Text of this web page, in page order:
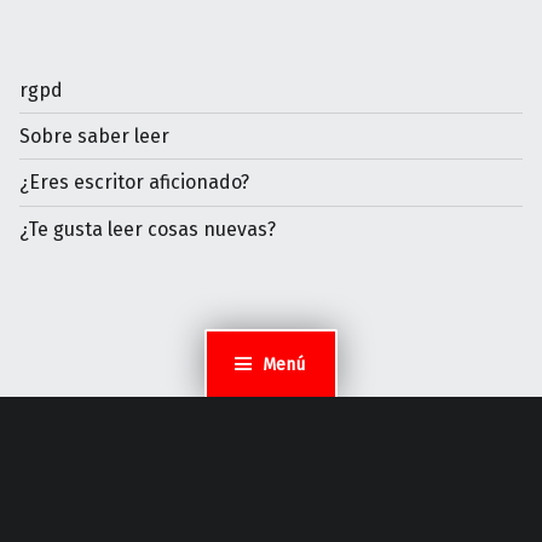
Menú
rgpd
Sobre saber leer
¿Eres escritor aficionado?
¿Te gusta leer cosas nuevas?